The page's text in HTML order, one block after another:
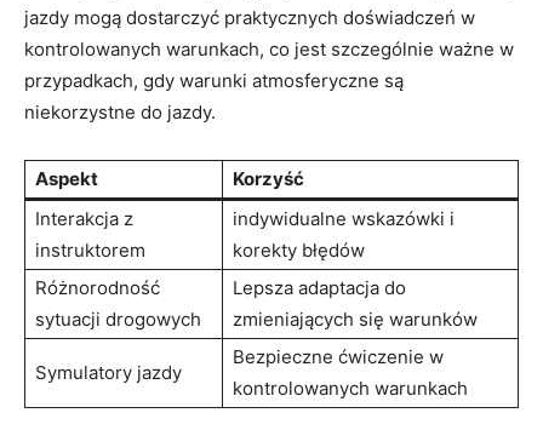
jazdy mogą dostarczyć praktycznych doświadczeń w
kontrolowanych warunkach, co jest szczególnie ważne w
przypadkach, gdy warunki atmosferyczne są
niekorzystne do jazdy.
Aspekt
Korzyść
Interakcja z
instruktorem
indywidualne wskazówki i
korekty błędów
Różnorodność
sytuacji drogowych
Lepsza adaptacja do
zmieniających się warunków
Symulatory jazdy
Bezpieczne ćwiczenie w
kontrolowanych warunkach